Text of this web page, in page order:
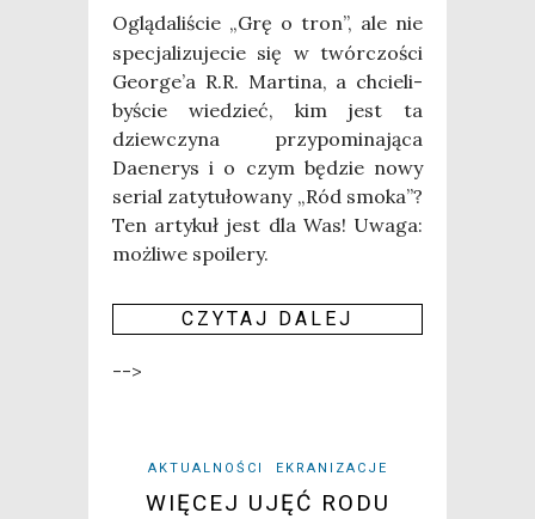
Oglą­da­li­ście „Grę o tron”, ale nie
spe­cja­li­zu­je­cie się w twór­czo­ści
George’a R.R. Mar­ti­na, a chcie­li­
by­ście wie­dzieć, kim jest ta
dziew­czy­na przy­po­mi­na­ją­ca
Daene­rys i o czym będzie nowy
serial zaty­tu­ło­wa­ny „Ród smo­ka”?
Ten arty­kuł jest dla Was! Uwa­ga:
moż­li­we spo­ile­ry.
CZY­TAJ DALEJ
-->
AKTUALNOŚCI EKRANIZACJE
WIĘCEJ UJĘĆ RODU